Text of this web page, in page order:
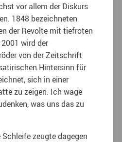
vor allem der Diskurs
1848 bezeichneten
der Revolte mit tiefroten
wird der
von der Zeitschrift
Hintersinn für
sich in einer
zu zeigen. Ich wage
was uns das zu
Schleife zeugte dagegen